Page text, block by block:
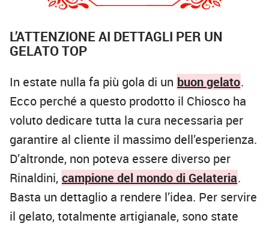
L’ATTENZIONE AI DETTAGLI PER UN
GELATO TOP
In estate nulla fa più gola di un buon gelato.
Ecco perché a questo prodotto il Chiosco ha
voluto dedicare tutta la cura necessaria per
garantire al cliente il massimo dell’esperienza.
D’altronde, non poteva essere diverso per
Rinaldini, campione del mondo di Gelateria.
Basta un dettaglio a rendere l’idea. Per servire
il gelato, totalmente artigianale, sono state